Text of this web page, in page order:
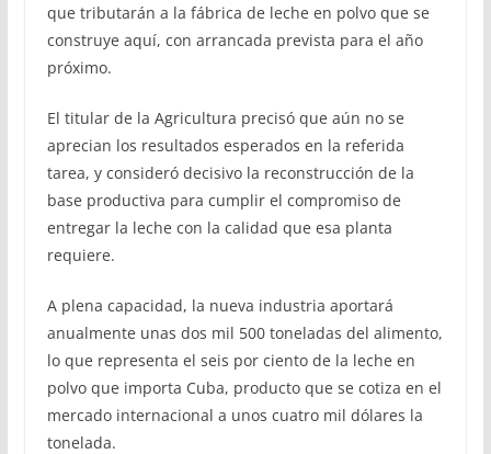
que tributarán a la fábrica de leche en polvo que se
construye aquí, con arrancada prevista para el año
próximo.
El titular de la Agricultura precisó que aún no se
aprecian los resultados esperados en la referida
tarea, y consideró decisivo la reconstrucción de la
base productiva para cumplir el compromiso de
entregar la leche con la calidad que esa planta
requiere.
A plena capacidad, la nueva industria aportará
anualmente unas dos mil 500 toneladas del alimento,
lo que representa el seis por ciento de la leche en
polvo que importa Cuba, producto que se cotiza en el
mercado internacional a unos cuatro mil dólares la
tonelada.